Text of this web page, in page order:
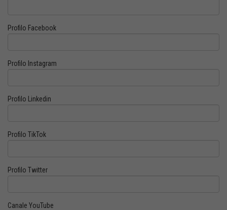
Profilo Facebook
Profilo Instagram
Profilo Linkedin
Profilo TikTok
Profilo Twitter
Canale YouTube